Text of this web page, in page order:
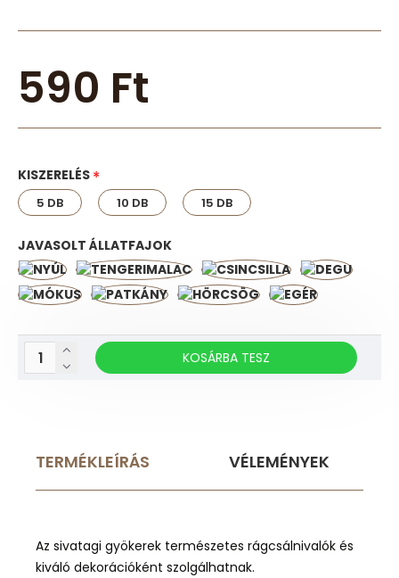
590 Ft
KISZERELÉS
5 DB 10 DB 15 DB
JAVASOLT ÁLLATFAJOK
KOSÁRBA TESZ
TERMÉKLEÍRÁS VÉLEMÉNYEK
Az sivatagi gyökerek természetes rágcsálnivalók és
kiváló dekorációként szolgálhatnak.